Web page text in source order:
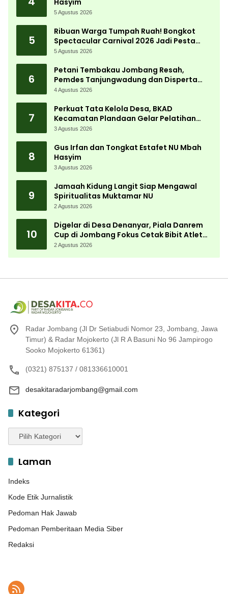
Hasyim
5 Agustus 2026
5
Ribuan Warga Tumpah Ruah! Bongkot
Spectacular Carnival 2026 Jadi Pesta
Kemerdekaan Terbesar di Peterongan
5 Agustus 2026
6
Petani Tembakau Jombang Resah,
Pemdes Tanjungwadung dan Disperta
Bergerak Cepat
4 Agustus 2026
7
Perkuat Tata Kelola Desa, BKAD
Kecamatan Plandaan Gelar Pelatihan
Aparatur Pemdes
3 Agustus 2026
8
Gus Irfan dan Tongkat Estafet NU Mbah
Hasyim
3 Agustus 2026
9
Jamaah Kidung Langit Siap Mengawal
Spiritualitas Muktamar NU
2 Agustus 2026
10
Digelar di Desa Denanyar, Piala Danrem
Cup di Jombang Fokus Cetak Bibit Atlet
Menembak Berprestasi
2 Agustus 2026
Radar Jombang (Jl Dr Setiabudi Nomor 23, Jombang, Jawa
Timur) & Radar Mojokerto (Jl R A Basuni No 96 Jampirogo
Sooko Mojokerto 61361)
(0321) 875137 / 081336610001
desakitaradarjombang@gmail.com
Kategori
Kategori
Laman
Indeks
Kode Etik Jurnalistik
Pedoman Hak Jawab
Pedoman Pemberitaan Media Siber
Redaksi